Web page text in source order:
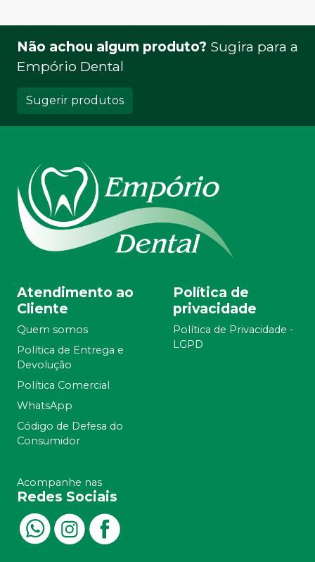
Não achou algum produto? Sugira para a
Empório Dental
Sugerir produtos
Atendimento ao
Cliente
Quem somos
Política de Entrega e
Devolução
Política Comercial
WhatsApp
Código de Defesa do
Consumidor
Política de
privacidade
Política de Privacidade -
LGPD
Acompanhe nas
Redes Sociais